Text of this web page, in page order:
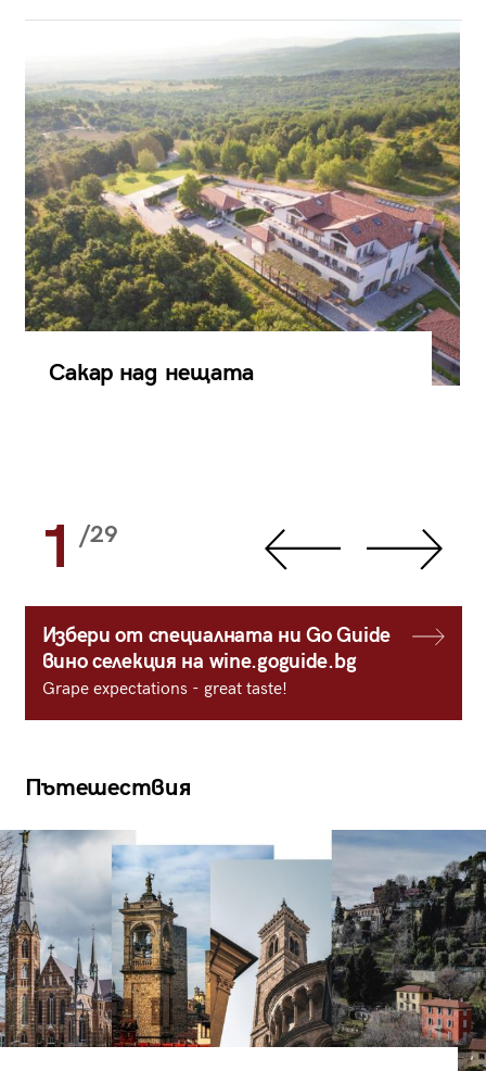
Сакар над нещата
1 /29
Избери от специалната ни Go Guide
вино селекция на wine.goguide.bg
Grape expectations - great taste!
Пътешествия